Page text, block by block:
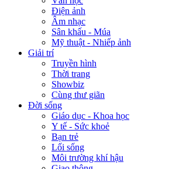
Điện ảnh
Âm nhạc
Sân khấu - Múa
Mỹ thuật - Nhiếp ảnh
Giải trí
Truyền hình
Thời trang
Showbiz
Cùng thư giãn
Đời sống
Giáo dục - Khoa học
Y tế - Sức khoẻ
Bạn trẻ
Lối sống
Môi trường khí hậu